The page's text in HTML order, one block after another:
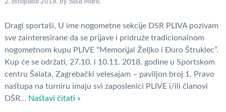
2. listopada 2018. by Sasa Maric
Dragi sportaši, U ime nogometne sekcije DSR PLIVA pozivam
sve zainteresirane da se prijave i pridruže tradicionalnom
nogometnom kupu PLIVE “Memorijal Željko i Đuro Štruklec”.
Kup će se održati, 27.10. i 10.11. 2018. godine u Sportskom
centru Šalata, Zagrebački velesajam – paviljon broj 1. Pravo
nastupa na turniru imaju svi zaposlenici PLIVE i/ili članovi
DŠR… Nastavi čitati »